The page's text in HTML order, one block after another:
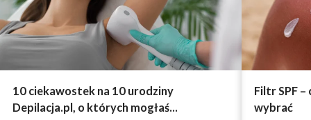
10 ciekawostek na 10 urodziny
Depilacja.pl, o których mogłaś...
Filtr SPF
wybrać